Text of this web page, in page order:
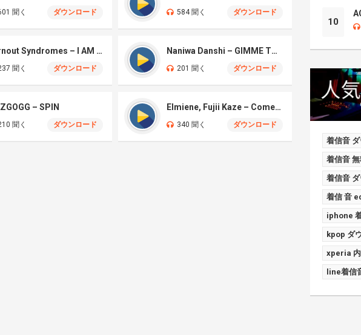
聞く ダウンロード 584 聞く ダウンロード
Burnout Syndromes – I AM A HERO
聞く ダウンロード
Naniwa Danshi – GIMME THE DAY
201 聞く ダウンロード
– SPIN
聞く ダウンロード
Elmiene, Fujii Kaze – Comets Gold
340 聞く ダウンロード
10
着信音
着信音
着信音
着信 音
iphone
kpop ダ
xperia 内
line着信